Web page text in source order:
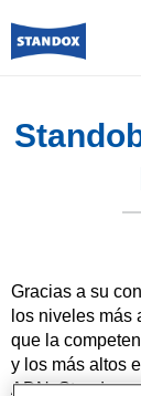
Gracias a su
los niveles más
que la
y los más altos
ADN. Standox